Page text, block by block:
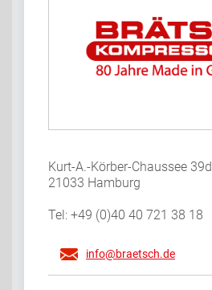
Kurt-A.-Körber-Chaussee 39d
21033 Hamburg
Tel: +49 (0)40 40 721 38 18
info@braetsch.de